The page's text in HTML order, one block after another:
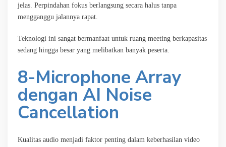
jelas. Perpindahan fokus berlangsung secara halus tanpa
mengganggu jalannya rapat.
Teknologi ini sangat bermanfaat untuk ruang meeting berkapasitas
sedang hingga besar yang melibatkan banyak peserta.
8-Microphone Array
dengan AI Noise
Cancellation
Kualitas audio menjadi faktor penting dalam keberhasilan video